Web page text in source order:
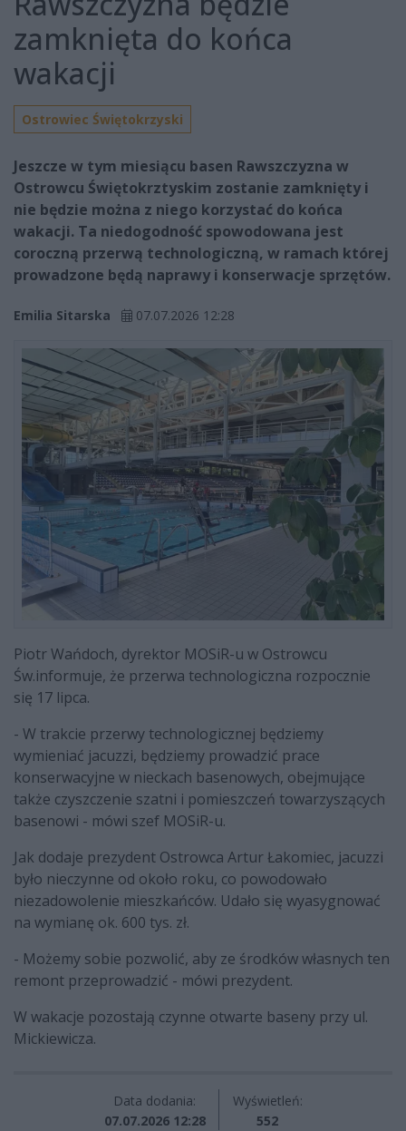
zamknięta do końca
wakacji
Ostrowiec Świętokrzyski
Jeszcze w tym miesiącu basen Rawszczyzna w
Ostrowcu Świętokrztyskim zostanie zamknięty i
nie będzie można z niego korzystać do końca
wakacji. Ta niedogodność spowodowana jest
coroczną przerwą technologiczną, w ramach której
prowadzone będą naprawy i konserwacje sprzętów.
Emilia Sitarska 07.07.2026 12:28
Piotr Wańdoch, dyrektor MOSiR-u w Ostrowcu
Św.informuje, że przerwa technologiczna rozpocznie
się 17 lipca.
- W trakcie przerwy technologicznej będziemy
wymieniać jacuzzi, będziemy prowadzić prace
konserwacyjne w nieckach basenowych, obejmujące
także czyszczenie szatni i pomieszczeń towarzyszących
basenowi - mówi szef MOSiR-u.
Jak dodaje prezydent Ostrowca Artur Łakomiec, jacuzzi
było nieczynne od około roku, co powodowało
niezadowolenie mieszkańców. Udało się wyasygnować
na wymianę ok. 600 tys. zł.
- Możemy sobie pozwolić, aby ze środków własnych ten
remont przeprowadzić - mówi prezydent.
W wakacje pozostają czynne otwarte baseny przy ul.
Mickiewicza.
Data dodania:
07.07.2026 12:28
Wyświetleń:
552